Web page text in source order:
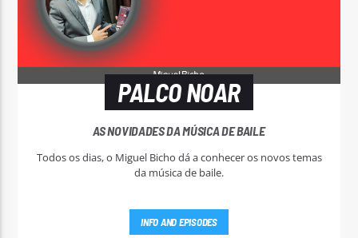
PALCO NOAR
AS NOVIDADES DA MÚSICA DE BAILE
Todos os dias, o Miguel Bicho dá a conhecer os novos temas
da música de baile.
INFO AND EPISODES